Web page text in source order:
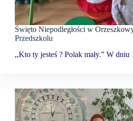
Święto Niepodległości w
Przedszkolu
,,Kto ty jesteś ? Polak mały.” W